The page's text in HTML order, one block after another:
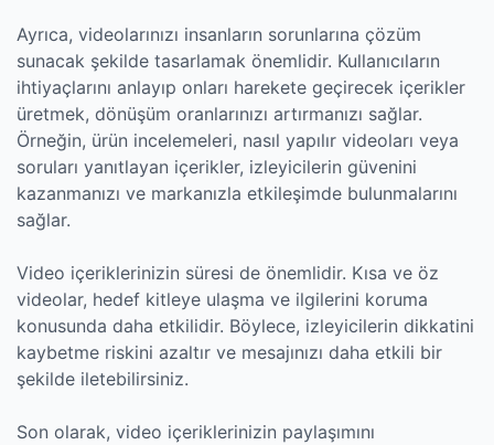
Ayrıca, videolarınızı insanların sorunlarına çözüm
sunacak şekilde tasarlamak önemlidir. Kullanıcıların
ihtiyaçlarını anlayıp onları harekete geçirecek içerikler
üretmek, dönüşüm oranlarınızı artırmanızı sağlar.
Örneğin, ürün incelemeleri, nasıl yapılır videoları veya
soruları yanıtlayan içerikler, izleyicilerin güvenini
kazanmanızı ve markanızla etkileşimde bulunmalarını
sağlar.
Video içeriklerinizin süresi de önemlidir. Kısa ve öz
videolar, hedef kitleye ulaşma ve ilgilerini koruma
konusunda daha etkilidir. Böylece, izleyicilerin dikkatini
kaybetme riskini azaltır ve mesajınızı daha etkili bir
şekilde iletebilirsiniz.
Son olarak, video içeriklerinizin paylaşımını